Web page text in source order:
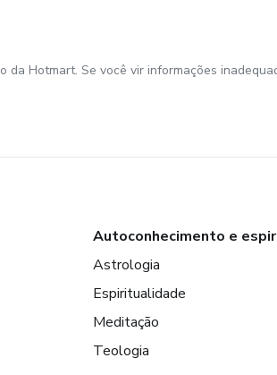
Hotmart. Se você vir informações
Autoconhecimento e
Astrologia
Espiritualidade
Meditação
Teologia